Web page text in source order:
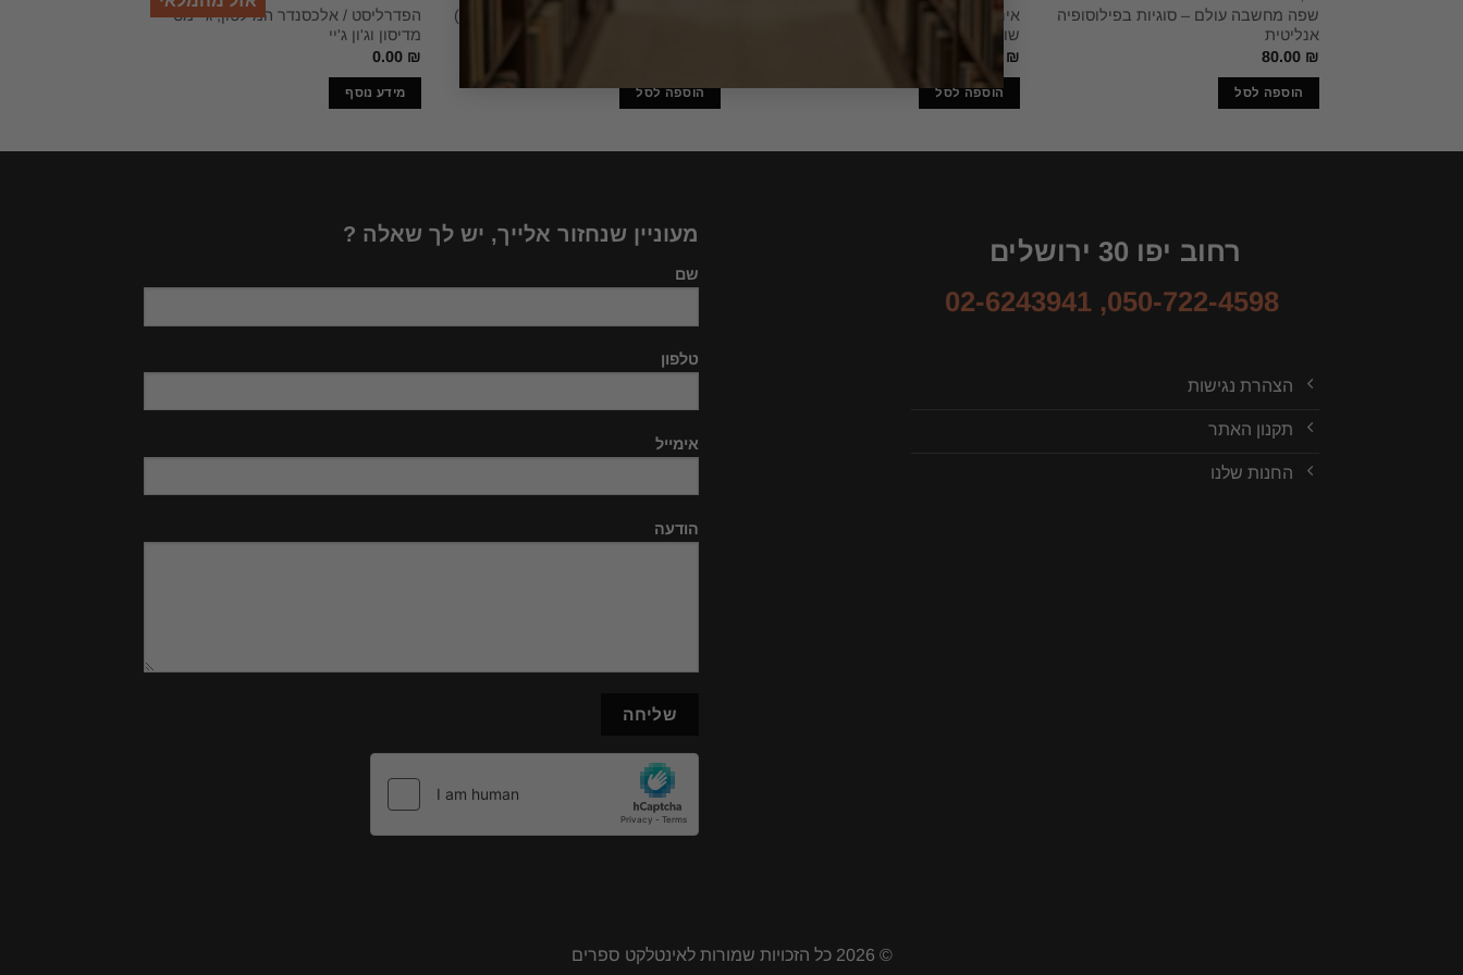
שפה מחשבה עולם – סוגיות בפילוסופיה
אנליטית
80.00 ₪
הוספה לסל
אינטימיות / ז'אן פול סארטר – הוצאות
שונות
65.49₪
הוספה לסל
התועלתיות / ג'ון ס. מיל (מהדורות שונות)
הוספה לסל
הפדרליסט / אלכסנדר המילטון, ג'יימס
מדיסון וג'ון ג'יי
0.00 ₪
מידע נוסף
רחוב יפו 30 ירושלים
050-722-4598
,
02-6243941
הצהרת נגישות
תקנון האתר
החנות שלנו
מעוניין שנחזור אלייך, יש לך שאלה ?
שם
טלפון
אימייל
הודעה
© 2026 כל הזכויות שמורות לאינטלקט ספרים